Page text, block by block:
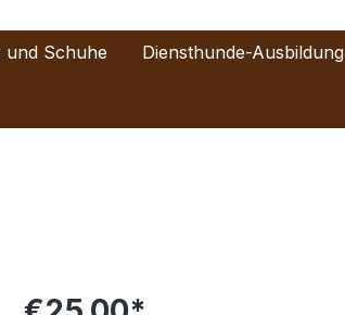
und Schuhe Diensthunde-Ausbildung